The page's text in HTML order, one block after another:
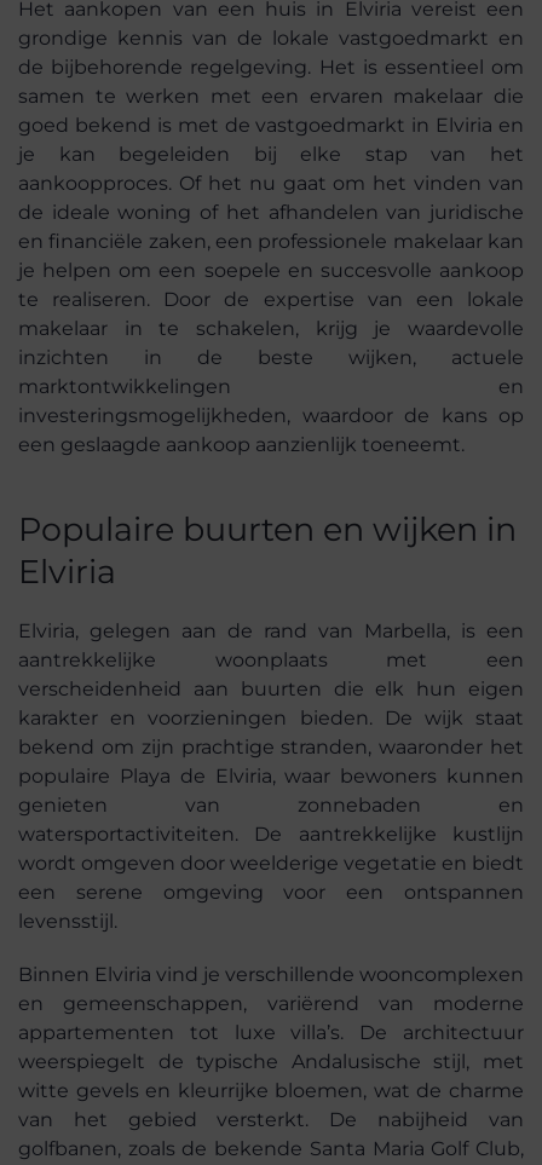
Het aankopen van een huis in Elviria vereist een
grondige kennis van de lokale vastgoedmarkt en
de bijbehorende regelgeving. Het is essentieel om
samen te werken met een ervaren makelaar die
goed bekend is met de vastgoedmarkt in Elviria en
je kan begeleiden bij elke stap van het
aankoopproces. Of het nu gaat om het vinden van
de ideale woning of het afhandelen van juridische
en financiële zaken, een professionele makelaar kan
je helpen om een soepele en succesvolle aankoop
te realiseren. Door de expertise van een lokale
makelaar in te schakelen, krijg je waardevolle
inzichten in de beste wijken, actuele
marktontwikkelingen en
investeringsmogelijkheden, waardoor de kans op
een geslaagde aankoop aanzienlijk toeneemt.
Populaire buurten en wijken in
Elviria
Elviria, gelegen aan de rand van Marbella, is een
aantrekkelijke woonplaats met een
verscheidenheid aan buurten die elk hun eigen
karakter en voorzieningen bieden. De wijk staat
bekend om zijn prachtige stranden, waaronder het
populaire Playa de Elviria, waar bewoners kunnen
genieten van zonnebaden en
watersportactiviteiten. De aantrekkelijke kustlijn
wordt omgeven door weelderige vegetatie en biedt
een serene omgeving voor een ontspannen
levensstijl.
Binnen Elviria vind je verschillende wooncomplexen
en gemeenschappen, variërend van moderne
appartementen tot luxe villa’s. De architectuur
weerspiegelt de typische Andalusische stijl, met
witte gevels en kleurrijke bloemen, wat de charme
van het gebied versterkt. De nabijheid van
golfbanen, zoals de bekende Santa Maria Golf Club,